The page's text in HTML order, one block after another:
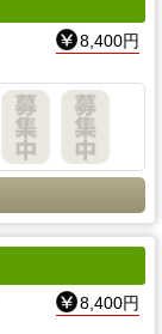
8,400円
8,400円